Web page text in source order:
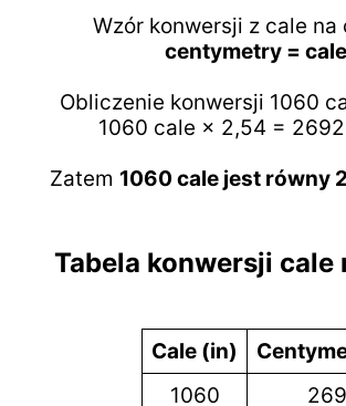
Wzór konwersji z cale
centymetry =
Obliczenie konwersji 1060
1060 cale × 2,54 =
Zatem 1060 cale jest równy
Tabela konwersji cale
Cale (in)
1060